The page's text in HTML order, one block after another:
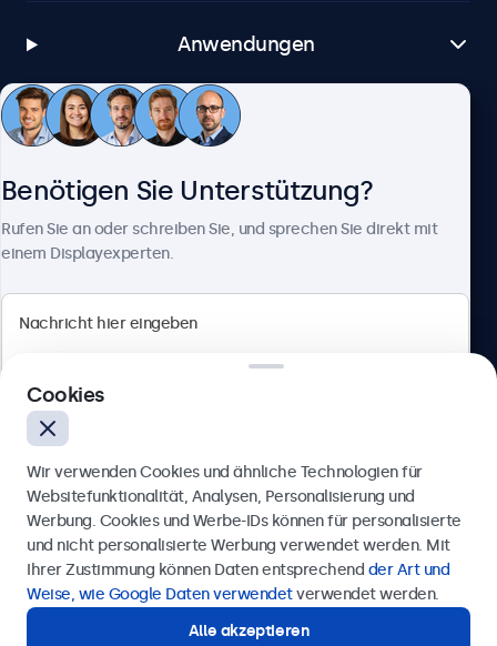
Anwendungen
Kundenservice
Badenerstrasse 549, 8048 Zürich, Schweiz
Deutsch
Benötigen Sie Unterstützung?
Rufen Sie an oder schreiben Sie, und sprechen Sie direkt mit
einem Displayexperten.
Anfrage senden
Rufen Sie uns an unter+41 43 50 80 772
Benötigen Sie Unterstützung?
Cookies
Wir verwenden Cookies und ähnliche Technologien für
Websitefunktionalität, Analysen, Personalisierung und
Werbung. Cookies und Werbe-IDs können für personalisierte
und nicht personalisierte Werbung verwendet werden. Mit
Ihrer Zustimmung können Daten entsprechend der Art und
Weise, wie Google Daten verwendetverwendet werden.
Alle akzeptieren